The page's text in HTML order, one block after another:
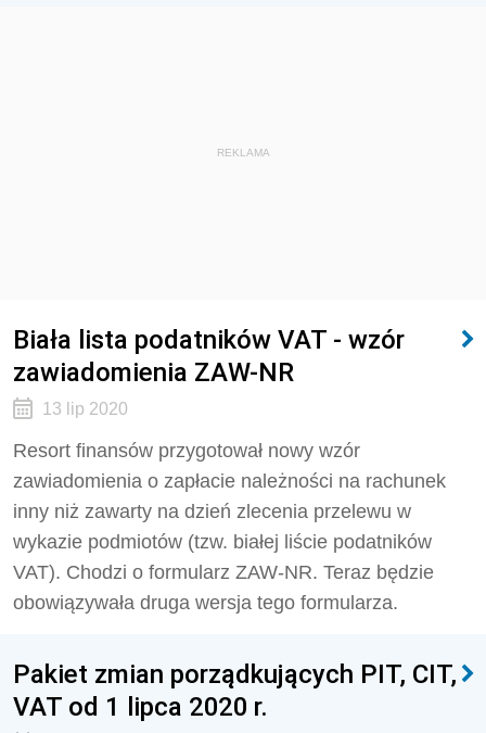
REKLAMA
Biała lista podatników VAT - wzór
zawiadomienia ZAW-NR
13 lip 2020
Resort finansów przygotował nowy wzór
zawiadomienia o zapłacie należności na rachunek
inny niż zawarty na dzień zlecenia przelewu w
wykazie podmiotów (tzw. białej liście podatników
VAT). Chodzi o formularz ZAW-NR. Teraz będzie
obowiązywała druga wersja tego formularza.
Pakiet zmian porządkujących PIT, CIT,
VAT od 1 lipca 2020 r.